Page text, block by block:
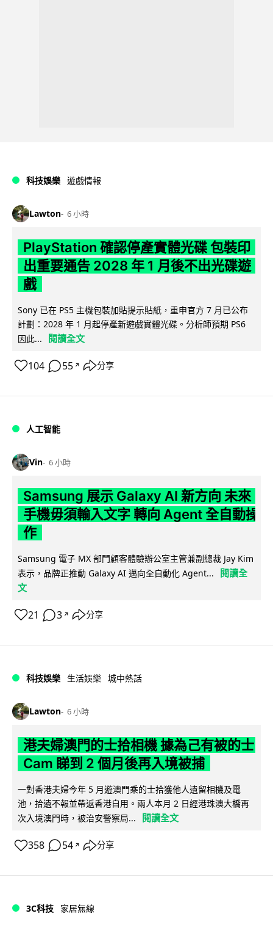
科技娛樂 遊戲情報
Lawton 6 小時
PlayStation 確認停產實體光碟 包裝印
出重要通告 2028 年 1 月後不出光碟遊
戲
Sony 已在 PS5 主機包裝加貼提示貼紙，重申官方 7 月已公布
計劃：2028 年 1 月起停產新遊戲實體光碟。分析師預期 PS6
因此...
閱讀全文
104 55 ↗ 分享
人工智能
Vin 6 小時
Samsung 展示 Galaxy AI 新方向 未來
手機毋須輸入文字 轉向 Agent 全自動操
作
Samsung 電子 MX 部門顧客體驗辦公室主管兼副總裁 Jay Kim
表示，品牌正推動 Galaxy AI 邁向全自動化 Agent...
閱讀全
文
21 3 ↗ 分享
科技娛樂 生活娛樂 城中熱話
Lawton 6 小時
港夫婦澳門的士拾相機 據為己有被的士
Cam 睇到 2 個月後再入境被捕
一對香港夫婦今年 5 月遊澳門乘的士拾獲他人遺留相機及電
池，拾遺不報並帶返香港自用。兩人本月 2 日經港珠澳大橋再
次入境澳門時，被治安警察局...
閱讀全文
358 54 ↗ 分享
3C科技 家居無線